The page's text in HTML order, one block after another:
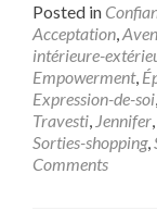
Posted in
Acceptation,
intérieure-
Empowerment,
Expression-de-soi,
Travesti, Jennifer,
Sorties-shopping,
Comments